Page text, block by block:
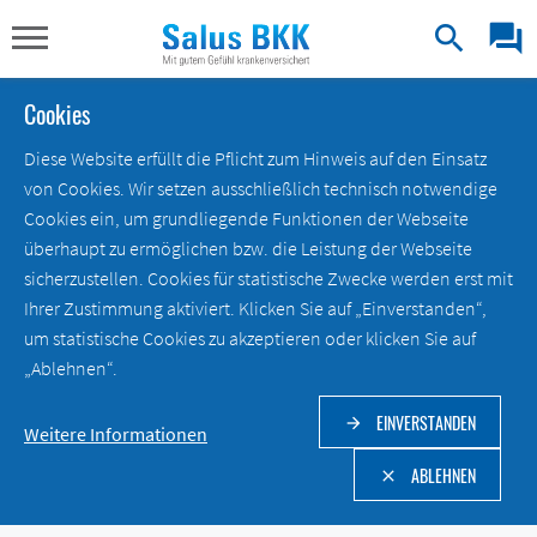
Cookies
Diese Website erfüllt die Pflicht zum Hinweis auf den Einsatz
von Cookies. Wir setzen ausschließlich technisch notwendige
Cookies ein, um grundliegende Funktionen der Webseite
überhaupt zu ermöglichen bzw. die Leistung der Webseite
sicherzustellen. Cookies für statistische Zwecke werden erst mit
Ihrer Zustimmung aktiviert. Klicken Sie auf „Einverstanden“,
um statistische Cookies zu akzeptieren oder klicken Sie auf
„Ablehnen“.
Weitere Informationen arrow_forward EINVERSTANDEN
clear ABLEHNEN
search question_answer